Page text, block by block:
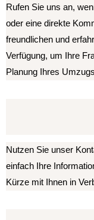
Rufen Sie uns an,
oder eine direkte
freundlichen und
Verfügung, um Ihre
Planung Ihres
Nutzen Sie unser
einfach Ihre
Kürze mit Ihnen in